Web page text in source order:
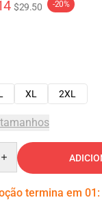
$29.50 -20%
XL 2XL
termina em 01 :